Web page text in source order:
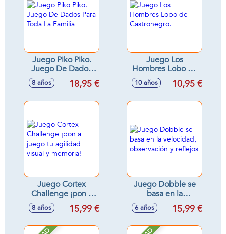
Juego Piko Piko.
Juego De Dados
Para Toda La
Familia
8 años 18,95 €
Juego Los
Hombres Lobo de
Castronegro.
10 años 10,95 €
Juego Cortex
Challenge ¡pon a
juego tu agilidad
visual y memoria!
8 años 15,99 €
Juego Dobble se
basa en la
velocidad,
observación y
6 años 15,99 €